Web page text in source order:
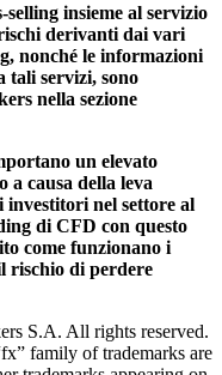
insieme al servizio
derivanti dai vari
nonché le informazioni
tali servizi, sono
nella sezione
un elevato
a causa della leva
nel settore al
di CFD con questo
come funzionano i
rischio di perdere
S.A. All rights reserved.
family of trademarks are